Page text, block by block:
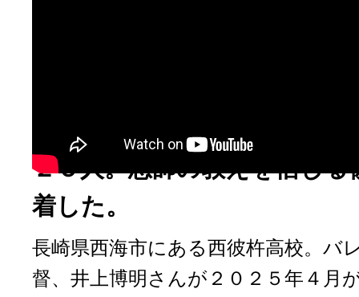
最後の教え子は西海市西彼
２５人。恩師の教えを信じる
着した。
長崎県西海市にある西彼杵高校。バ
督、井上博明さんが２０２５年４月